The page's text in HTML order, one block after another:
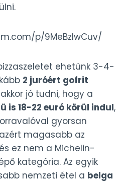
p/9MeBzIwCuv/
ehetünk 3-4-
2 juróért gofrit
jó tudni, hogy a
is 18-22 euró körül indul,
gyorsan
magasabb az
ez nem a Michelin-
kategória. Az egyik
nemzeti étel a belga